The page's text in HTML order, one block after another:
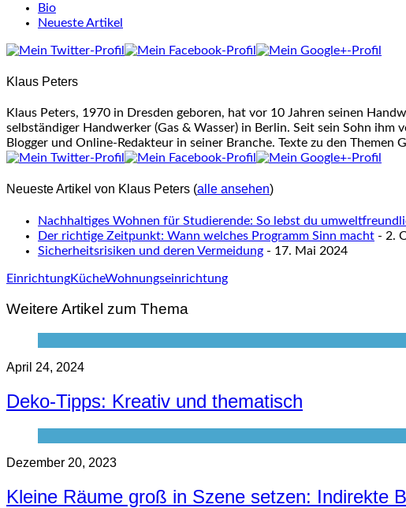
following
tabs
content
Bio
Neueste Artikel
Klaus Peters
Klaus Peters, 1970 in Dresden geboren, hat vor 10 Jahren seinen
selbständiger Handwerker (Gas & Wasser) in Berlin. Seit sein Sohn
Blogger und Online-Redakteur in seiner Branche. Texte zu den
Neueste Artikel von Klaus Peters (alle ansehen)
Nachhaltiges Wohnen für Studierende: So lebst du
Der richtige Zeitpunkt: Wann welches Programm Sinn macht - 2.
Sicherheitsrisiken und deren Vermeidung - 17. Mai 2024
EinrichtungKücheWohnungseinrichtung
Weitere Artikel zum Thema
April 24, 2024
Deko-Tipps: Kreativ und thematisch
Dezember 20, 2023
Kleine Räume groß in Szene setzen: Indirekte